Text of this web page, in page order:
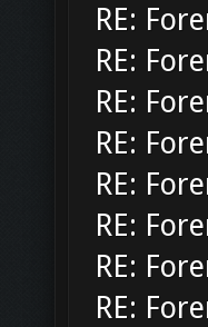
RE:
RE:
RE:
RE:
RE:
RE:
RE:
RE: